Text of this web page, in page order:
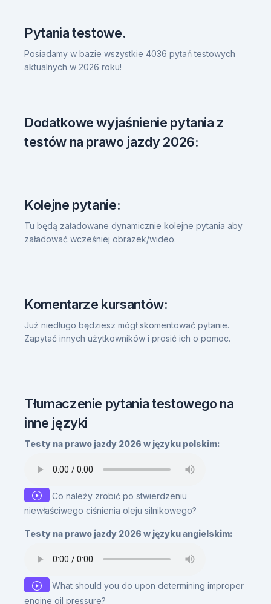
Pytania testowe.
Posiadamy w bazie wszystkie 4036 pytań testowych
aktualnych w 2026 roku!
Dodatkowe wyjaśnienie pytania z
testów na prawo jazdy 2026:
Kolejne pytanie:
Tu będą załadowane dynamicznie kolejne pytania aby
załadować wcześniej obrazek/wideo.
Komentarze kursantów:
Już niedługo będziesz mógł skomentować pytanie.
Zapytać innych użytkowników i prosić ich o pomoc.
Tłumaczenie pytania testowego na
inne języki
Testy na prawo jazdy 2026 w języku polskim:
Co należy zrobić po stwierdzeniu
niewłaściwego ciśnienia oleju silnikowego?
Testy na prawo jazdy 2026 w języku angielskim:
What should you do upon determining improper
engine oil pressure?